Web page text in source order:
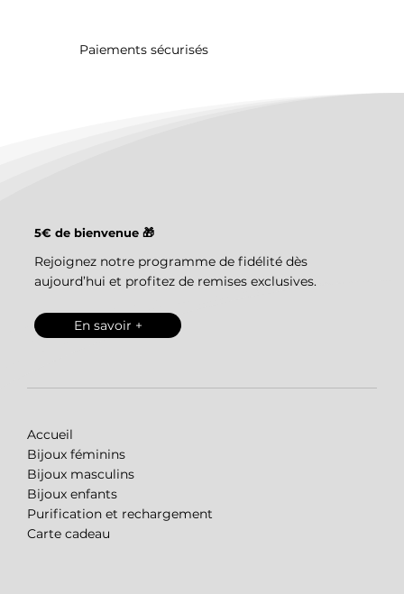
Paiements sécurisés
5€ de bienvenue 🎁
Rejoignez notre programme de fidélité dès
aujourd’hui et profitez de remises exclusives.
En savoir +
Accueil
Bijoux féminins
Bijoux masculins
Bijoux enfants
Purification et rechargement
Carte cadeau